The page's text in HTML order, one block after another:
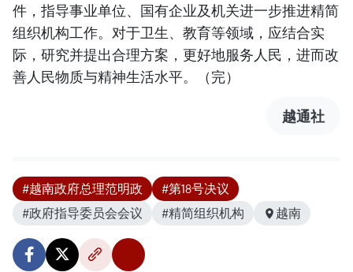
件，指导事业单位、国有企业及机关进一步推进精简
组织机构工作。对于卫生、教育等领域，应结合实
际，研究并提出合理方案，更好地服务人民，进而改
善人民物质与精神生活水平。（完）
越通社
#越南政府总理范明政
#第18号决议
#政府指导委员会会议
#精简组织机构 越南